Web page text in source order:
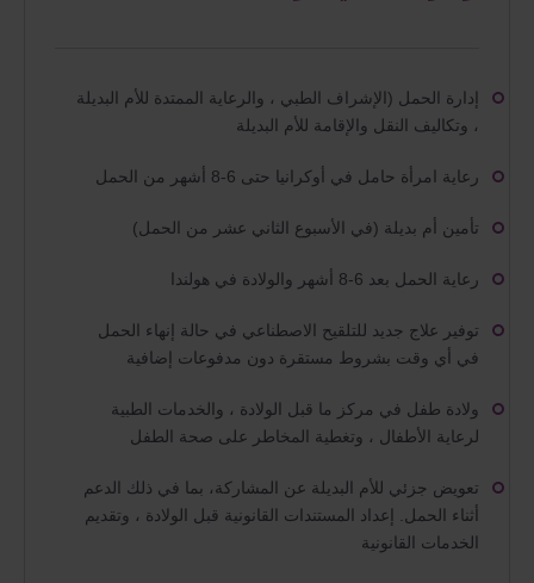
إدارة الحمل (الإشراف الطبي ، والرعاية الممتدة للأم البديلة
، وتكاليف النقل والإقامة للأم البديلة
رعاية امرأة حامل في أوكرانيا حتى 6-8 أشهر من الحمل
تأمين أم بديلة (في الأسبوع الثاني عشر من الحمل)
رعاية الحمل بعد 6-8 أشهر والولادة في هولندا
توفير علاج جديد للتلقيح الاصطناعي في حالة إنهاء الحمل
في أي وقت بشروط مستقرة دون مدفوعات إضافية
ولادة طفل في مركز ما قبل الولادة ، والخدمات الطبية
لرعاية الأطفال ، وتغطية المخاطر على صحة الطفل
تعويض جزئي للأم البديلة عن المشاركة، بما في ذلك الدعم
أثناء الحمل. إعداد المستندات القانونية قبل الولادة ، وتقديم
الخدمات القانونية